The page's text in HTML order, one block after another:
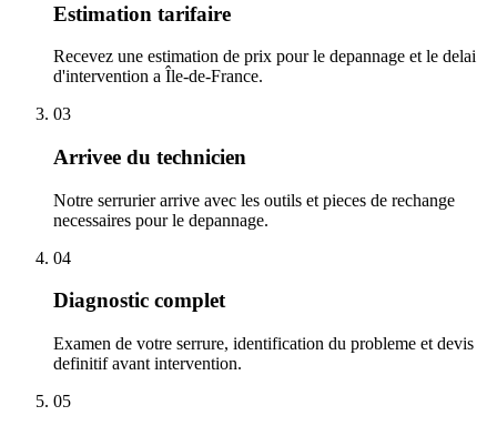
Estimation tarifaire
Recevez une estimation de prix pour le depannage et le delai
d'intervention a Île-de-France.
03
Arrivee du technicien
Notre serrurier arrive avec les outils et pieces de rechange
necessaires pour le depannage.
04
Diagnostic complet
Examen de votre serrure, identification du probleme et devis
definitif avant intervention.
05